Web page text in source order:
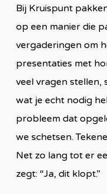
Bij Kruispunt
op een manier die
vergaderingen om
presentaties met
veel vragen stellen,
wat je echt nodig
probleem dat
we schetsen.
Net zo lang tot er
zegt: “Ja, dit klopt.”